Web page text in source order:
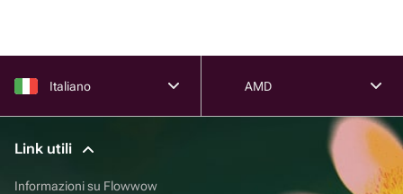
Italiano AMD
Link utili
Informazioni su Flowwow